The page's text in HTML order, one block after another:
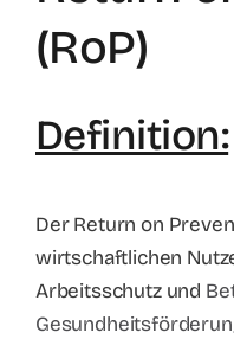
Kontakt
Rockstar werden
(RoP)
Definition:
Der Return on
wirtschaftlichen
Arbeitsschutz und